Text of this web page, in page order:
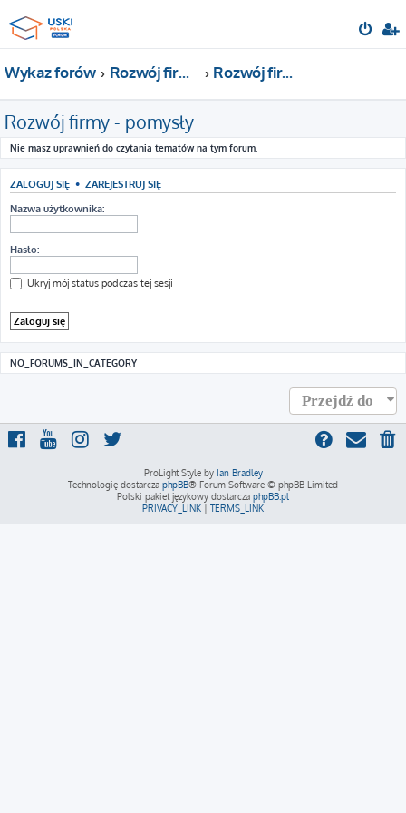
Wykaz forów Rozwój firmy - pomysły Rozwój firmy - pomysły
Rozwój firmy - pomysły
Nie masz uprawnień do czytania tematów na tym forum.
ZALOGUJ SIĘ • ZAREJESTRUJ SIĘ
Nazwa użytkownika:
Hasło:
Ukryj mój status podczas tej sesji
NO_FORUMS_IN_CATEGORY
Przejdź do
ProLight Style by Ian Bradley
Technologię dostarcza phpBB® Forum Software © phpBB Limited
Polski pakiet językowy dostarcza phpBB.pl
PRIVACY_LINK | TERMS_LINK